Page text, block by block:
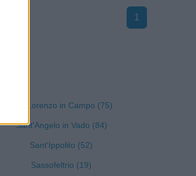
1
San Lorenzo in Campo (75)
Sant'Angelo in Vado (84)
Sant'Ippolito (52)
Sassofeltrio (19)